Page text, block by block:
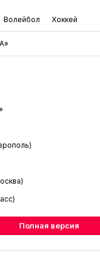
Волейбол Хоккей
Полная версия